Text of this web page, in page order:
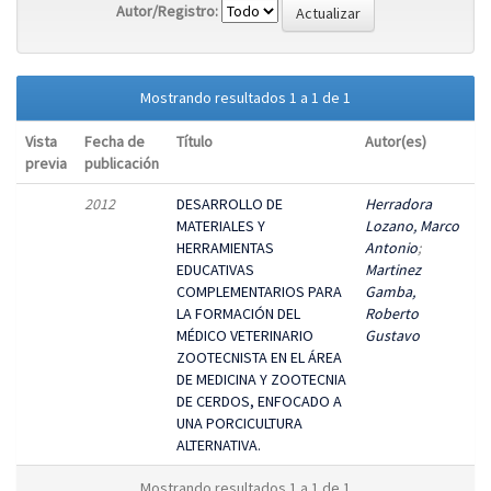
Autor/Registro:
Mostrando resultados 1 a 1 de 1
Vista
previa
Fecha de
publicación
Título Autor(es)
2012
DESARROLLO DE
MATERIALES Y
HERRAMIENTAS
EDUCATIVAS
COMPLEMENTARIOS PARA
LA FORMACIÓN DEL
MÉDICO VETERINARIO
ZOOTECNISTA EN EL ÁREA
DE MEDICINA Y ZOOTECNIA
DE CERDOS, ENFOCADO A
UNA PORCICULTURA
ALTERNATIVA.
Herradora
Lozano, Marco
Antonio;
Martinez
Gamba,
Roberto
Gustavo